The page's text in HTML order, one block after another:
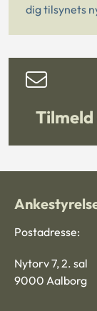
dig tilsynets
Postadresse:
Nytorv 7, 2. sal
9000 Aalborg